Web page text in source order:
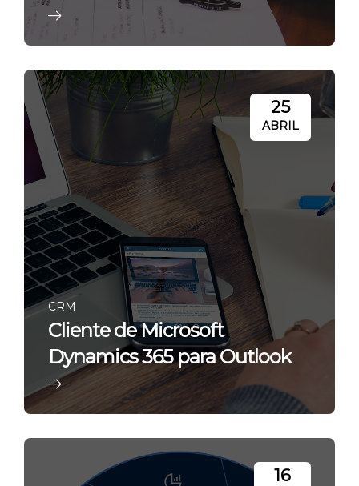
25
ABRIL
CRM
Cliente de Microsoft
Dynamics 365 para Outlook
16